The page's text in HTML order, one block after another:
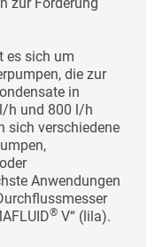
es sich um
die zur
in
h und 800 l/h
sich verschiedene
Anwendungen
® V“ (lila).